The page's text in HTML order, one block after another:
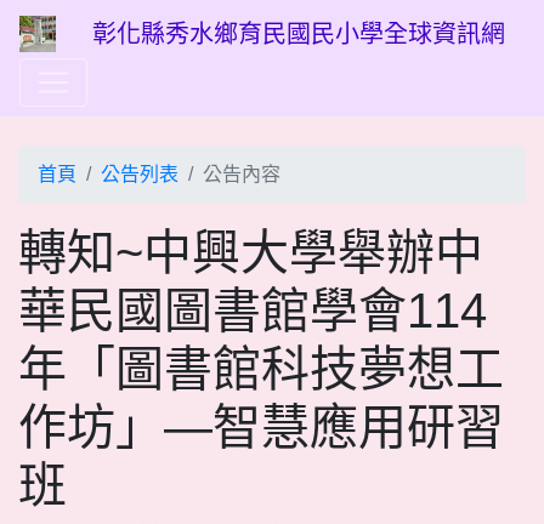
彰化縣秀水鄉育民國民小學全球資訊網
首頁 公告列表 公告內容
轉知~中興大學舉辦中
華民國圖書館學會114
年「圖書館科技夢想工
作坊」—智慧應用研習
班